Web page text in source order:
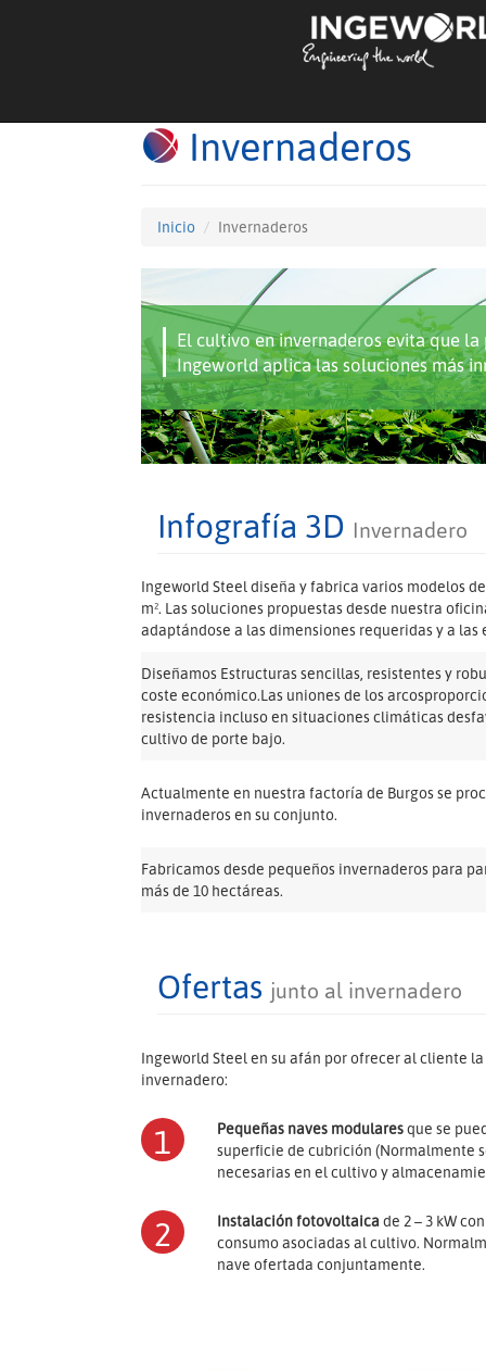
Invernaderos
Inicio Invernaderos
El cultivo en invernaderos evita que
Ingeworld aplica las soluciones más
Infografía 3D Invernadero
Ingeworld Steel diseña y fabrica varios modelos
m². Las soluciones propuestas desde nuestra
adaptándose a las dimensiones requeridas y a las
Diseñamos Estructuras sencillas, resistentes y
coste económico.Las uniones de los
resistencia incluso en situaciones climáticas
cultivo de porte bajo.
Actualmente en nuestra factoría de Burgos se
invernaderos en su conjunto.
Fabricamos desde pequeños invernaderos para
más de 10 hectáreas.
Ofertas junto al invernadero
Ingeworld Steel en su afán por ofrecer al cliente
invernadero:
1 Pequeñas naves modularesque se
superficie de cubrición (Normalmente
necesarias en el cultivo y
2 Instalación fotovoltaicade 2 – 3 kW
consumo asociadas al cultivo.
nave ofertada conjuntamente.